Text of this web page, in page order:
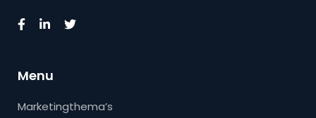
Menu
Marketingthema’s